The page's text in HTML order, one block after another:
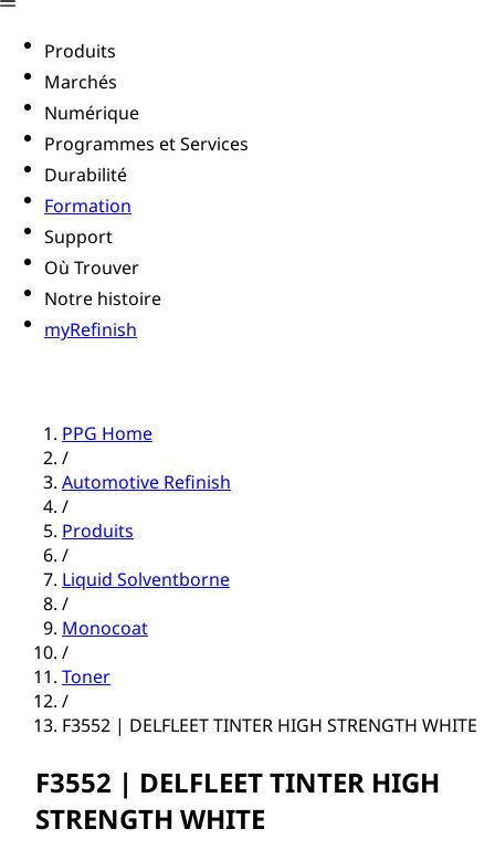
Produits
Marchés
Numérique
Programmes et Services
Durabilité
Formation
Support
Où Trouver
Notre histoire
myRefinish
PPG Home
/
Automotive Refinish
/
Produits
/
Liquid Solventborne
/
Monocoat
/
Toner
/
F3552 | DELFLEET TINTER HIGH STRENGTH WHITE
F3552 | DELFLEET TINTER HIGH
STRENGTH WHITE